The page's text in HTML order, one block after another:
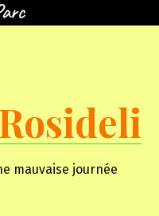
mauvaise journée